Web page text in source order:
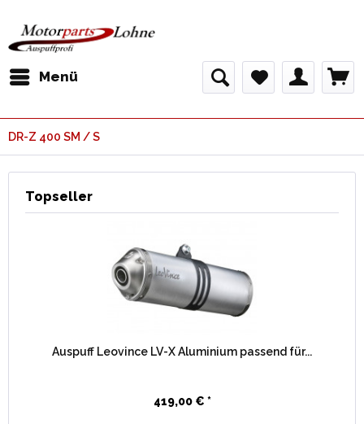
Menü
DR-Z 400 SM / S
Topseller
Auspuff Leovince LV-X Aluminium passend für...
419,00 € *